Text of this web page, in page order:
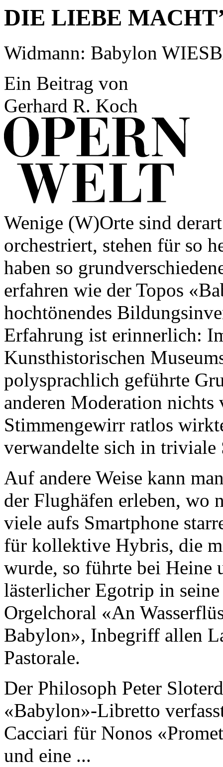
DIE LIEBE
Widmann: Babylon
Ein Beitrag von
Gerhard R. Koch
Wenige (W)Orte sind
orchestriert, stehen für so
haben so
erfahren wie der Topos
hochtönendes
Erfahrung ist erinnerlich:
Kunsthistorischen
polysprachlich geführte
anderen Moderation nichts
Stimmengewirr ratlos
verwandelte sich in triviale
Auf andere Weise kann
der Flughäfen erleben, wo
viele aufs Smartphone
für kollektive Hybris, die
wurde, so führte bei Heine
lästerlicher Egotrip in
Orgelchoral «An
Babylon», Inbegriff allen
Pastorale.
Der Philosoph Peter
«Babylon»-Libretto
Cacciari für Nonos
und eine ...